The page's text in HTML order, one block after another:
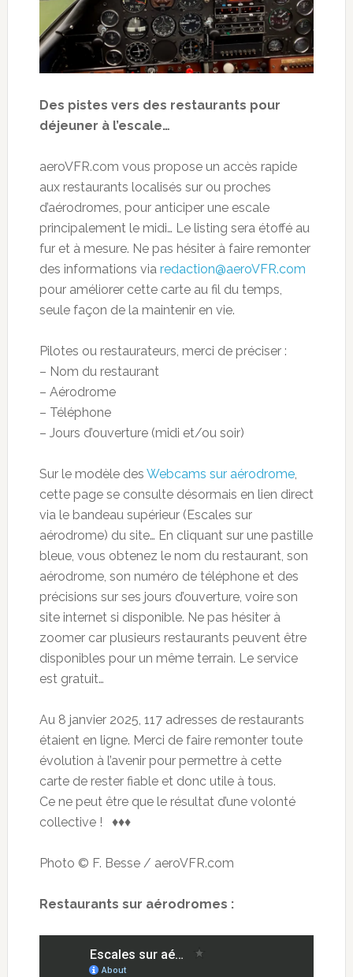
Des pistes vers des restaurants pour
déjeuner à l’escale…
aeroVFR.com vous propose un accès rapide
aux restaurants localisés sur ou proches
d’aérodromes, pour anticiper une escale
principalement le midi… Le listing sera étoffé au
fur et à mesure. Ne pas hésiter à faire remonter
des informations via redaction@aeroVFR.com
pour améliorer cette carte au fil du temps,
seule façon de la maintenir en vie.
Pilotes ou restaurateurs, merci de préciser :
– Nom du restaurant
– Aérodrome
– Téléphone
– Jours d’ouverture (midi et/ou soir)
Sur le modèle des Webcams sur aérodrome,
cette page se consulte désormais en lien direct
via le bandeau supérieur (Escales sur
aérodrome) du site… En cliquant sur une pastille
bleue, vous obtenez le nom du restaurant, son
aérodrome, son numéro de téléphone et des
précisions sur ses jours d’ouverture, voire son
site internet si disponible. Ne pas hésiter à
zoomer car plusieurs restaurants peuvent être
disponibles pour un même terrain. Le service
est gratuit…
Au 8 janvier 2025, 117 adresses de restaurants
étaient en ligne. Merci de faire remonter toute
évolution à l’avenir pour permettre à cette
carte de rester fiable et donc utile à tous.
Ce ne peut être que le résultat d’une volonté
collective ! ♦♦♦
Photo © F. Besse / aeroVFR.com
Restaurants sur aérodromes :